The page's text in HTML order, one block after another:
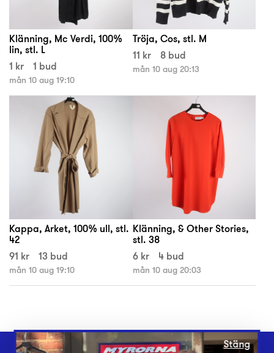
Klänning, Mc Verdi, 100%
lin, stl. L
1 kr
1 bud
mån 10 aug 19:10
Tröja, Cos, stl. M
11 kr
8 bud
mån 10 aug 20:13
Kappa, Arket, 100% ull, stl.
42
91 kr
13 bud
mån 10 aug 19:10
Klänning, & Other Stories,
stl. 38
6 kr
4 bud
mån 10 aug 20:03
Stäng